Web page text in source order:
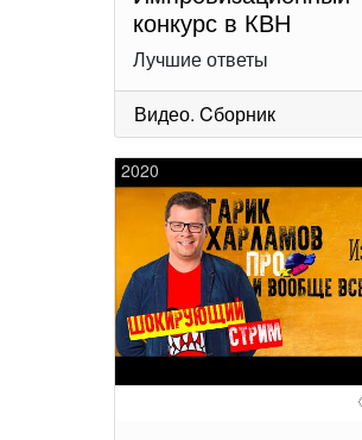
конкурс в КВН
Лучшие ответы
Видео. Cборник
2020